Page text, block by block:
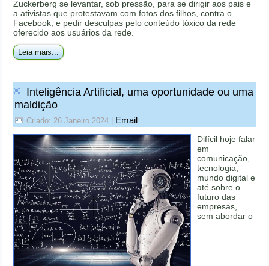
Zuckerberg se levantar, sob pressão, para se dirigir aos pais e
a ativistas que protestavam com fotos dos filhos, contra o
Facebook, e pedir desculpas pelo conteúdo tóxico da rede
oferecido aos usuários da rede.
Leia mais...
Inteligência Artificial, uma oportunidade ou uma
maldição
Criado: 26 Janeiro 2024 | Email
Difícil hoje falar
em
comunicação,
tecnologia,
mundo digital e
até sobre o
futuro das
empresas,
sem abordar o